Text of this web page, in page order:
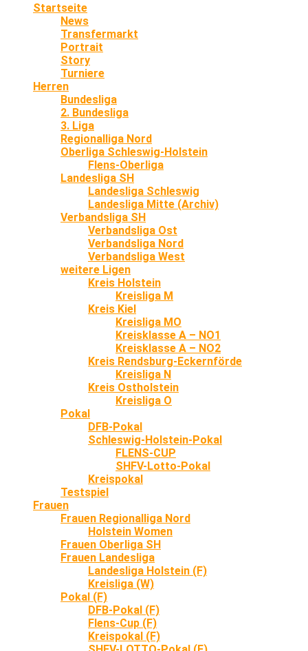
Startseite
News
Transfermarkt
Portrait
Story
Turniere
Herren
Bundesliga
2. Bundesliga
3. Liga
Regionalliga Nord
Oberliga Schleswig-Holstein
Flens-Oberliga
Landesliga SH
Landesliga Schleswig
Landesliga Mitte (Archiv)
Verbandsliga SH
Verbandsliga Ost
Verbandsliga Nord
Verbandsliga West
weitere Ligen
Kreis Holstein
Kreisliga M
Kreis Kiel
Kreisliga MO
Kreisklasse A – NO1
Kreisklasse A – NO2
Kreis Rendsburg-Eckernförde
Kreisliga N
Kreis Ostholstein
Kreisliga O
Pokal
DFB-Pokal
Schleswig-Holstein-Pokal
FLENS-CUP
SHFV-Lotto-Pokal
Kreispokal
Testspiel
Frauen
Frauen Regionalliga Nord
Holstein Women
Frauen Oberliga SH
Frauen Landesliga
Landesliga Holstein (F)
Kreisliga (W)
Pokal (F)
DFB-Pokal (F)
Flens-Cup (F)
Kreispokal (F)